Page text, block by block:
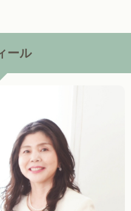
ール